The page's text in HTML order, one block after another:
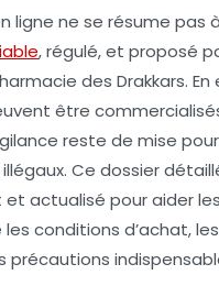
ligne ne se résume pas
, régulé, et proposé
des Drakkars.
être
reste de mise
Ce dossier
actualisé pour aider
conditions d’achat,